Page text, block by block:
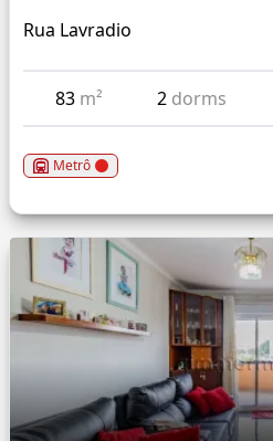
Rua Lavradio
83 m² 2 dorms
Metrô